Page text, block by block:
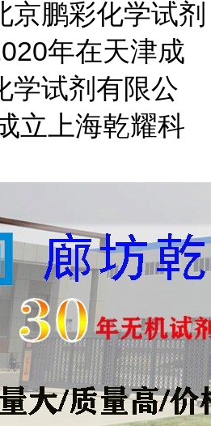
京鹏彩化学试剂
年在天津成
学试剂有限公
立上海乾耀科